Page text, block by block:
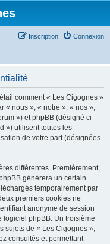
Connexion
Inscription
comment « Les Cigognes »
« nous », « notre », « nos »,
») et phpBB (désigné ci-
») utilisent toutes les
de votre part (désignées
différentes. Premièrement,
génèrera un certain
temporairement par
premiers cookies ne
anonyme de session
logiciel phpBB. Un troisième
sujets de « Les Cigognes »,
consultés et permettant